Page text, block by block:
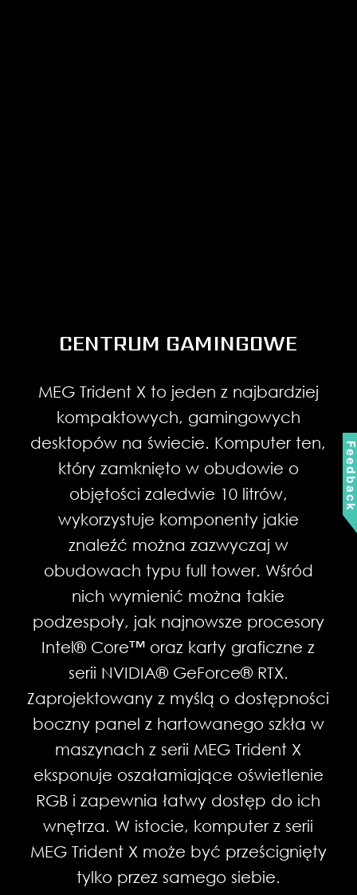
CENTRUM GAMINGOWE
MEG Trident X to jeden z najbardziej
kompaktowych, gamingowych
desktopów na świecie. Komputer ten,
który zamknięto w obudowie o
objętości zaledwie 10 litrów,
wykorzystuje komponenty jakie
znaleźć można zazwyczaj w
obudowach typu full tower. Wśród
nich wymienić można takie
podzespoły, jak najnowsze procesory
Intel® Core™ oraz karty graficzne z
serii NVIDIA® GeForce® RTX.
Zaprojektowany z myślą o dostępności
boczny panel z hartowanego szkła w
maszynach z serii MEG Trident X
eksponuje oszałamiające oświetlenie
RGB i zapewnia łatwy dostęp do ich
wnętrza. W istocie, komputer z serii
MEG Trident X może być prześcignięty
tylko przez samego siebie.